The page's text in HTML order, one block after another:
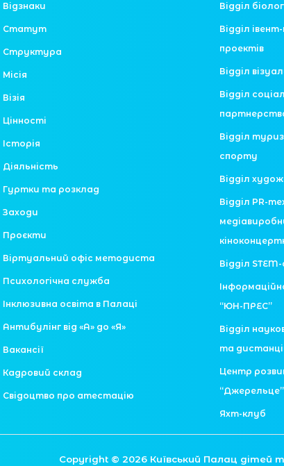
Відзнаки
Статут
Структура
Місія
Візія
Цінності
Історія
Діяльність
Гуртки та розклад
Заходи
Проєкти
Віртуальний офіс методиста
Психологічна служба
Інклюзивна освіта в Палаці
Антибулінг від «А» до «Я»
Вакансії
Кадровий склад
Свідоцтво про атестацію
Відділ
Відділ
проектів
Відділ
Відділ
Відділ
спорту
Відділ
Відділ PR-
Відділ
“ЮН-ПРЕС”
Відділ
та
Центр
“Джерельце”
Яхт-клуб
Copyright © 2026 Київський Палац дітей